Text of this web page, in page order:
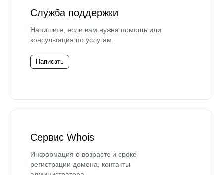
Служба поддержки
Напишите, если вам нужна помощь или
консультация по услугам.
Написать
Сервис Whois
Информация о возрасте и сроке
регистрации домена, контакты